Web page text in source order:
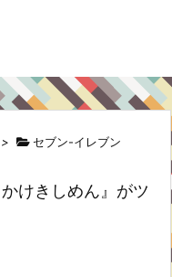
> セブン-イレブン
けきしめん』がツ